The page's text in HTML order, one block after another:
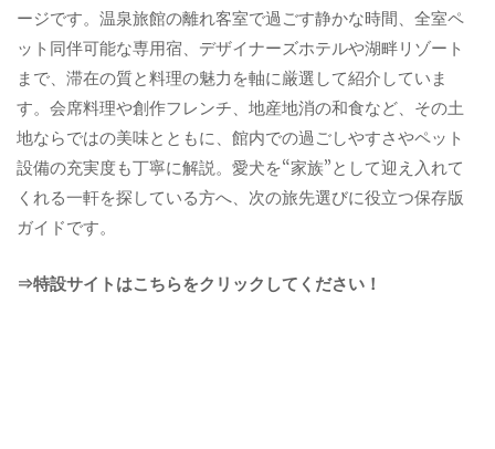
ージです。温泉旅館の離れ客室で過ごす静かな時間、全室ペ
ット同伴可能な専用宿、デザイナーズホテルや湖畔リゾート
まで、滞在の質と料理の魅力を軸に厳選して紹介していま
す。会席料理や創作フレンチ、地産地消の和食など、その土
地ならではの美味とともに、館内での過ごしやすさやペット
設備の充実度も丁寧に解説。愛犬を“家族”として迎え入れて
くれる一軒を探している方へ、次の旅先選びに役立つ保存版
ガイドです。
⇒特設サイトはこちらをクリックしてください！